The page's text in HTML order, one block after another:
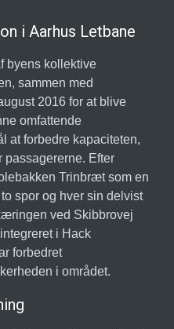
i Aarhus Letbane
byens kollektive
sammen med
2016 for at blive
omfattende
at forbedre kapaciteten,
passagererne. Efter
Trinbræt som en
spor og hver sin delvist
ved Skibbrovej
i Hack
forbedret
i området.